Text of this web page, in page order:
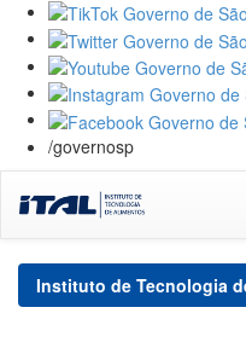
/governosp
navigation
Instituto de Tecnologia